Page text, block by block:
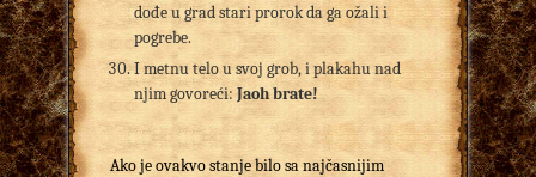
dođe u grad stari prorok da ga ožali i
pogrebe.
I metnu telo u svoj grob, i plakahu nad
njim govoreći: Jaoh brate!
Ako je ovakvo stanje bilo sa najčasnijim